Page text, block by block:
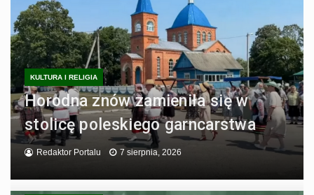
KULTURA I RELIGIA
Horodna znów zamieniła się w
stolicę poleskiego garncarstwa
Redaktor Portalu 7 sierpnia, 2026